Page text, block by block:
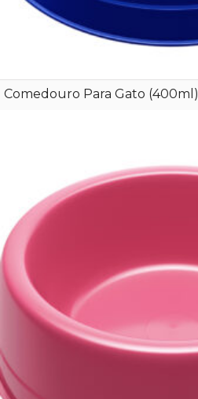
Comedouro Para Gato (400ml)